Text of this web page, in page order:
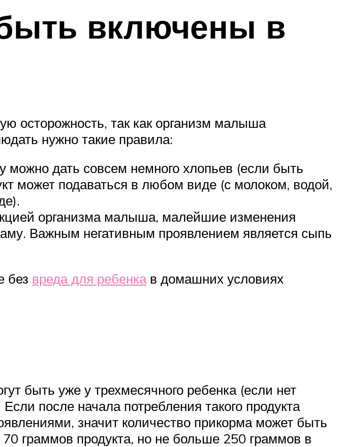
включены в
осторожность, так как организм малыша
нужно такие правила:
можно дать совсем немного хлопьев (если быть
может подаваться в любом виде (с молоком, водой,
организма малыша, малейшие изменения
Важным негативным проявлением является сыпь
без вреда для ребенкав домашних условиях
быть уже у трехмесячного ребенка (если нет
после начала потребления такого продукта
значит количество прикорма может быть
граммов продукта, но не больше 250 граммов в